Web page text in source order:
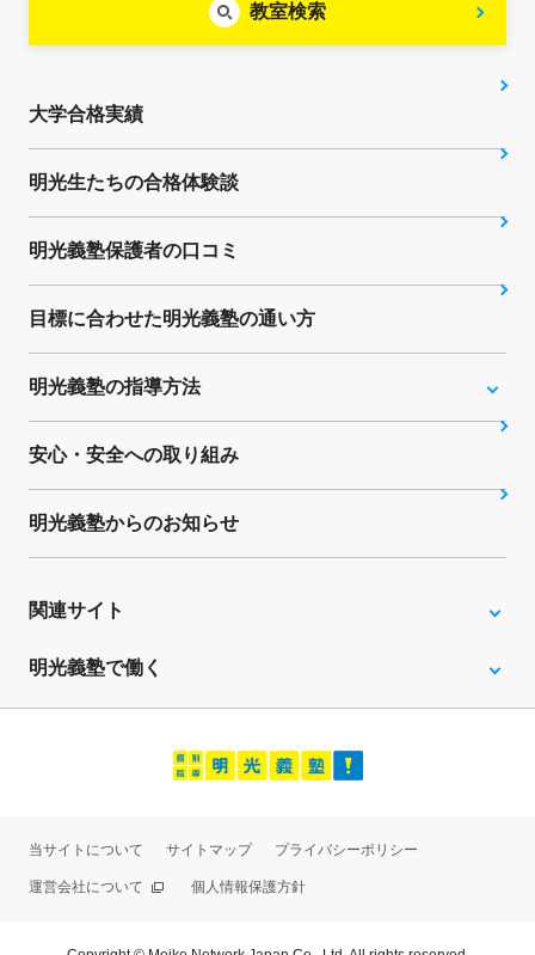
教室検索
大学合格実績
明光生たちの合格体験談
明光義塾保護者の口コミ
目標に合わせた明光義塾の通い方
明光義塾の指導方法
安心・安全への取り組み
明光義塾からのお知らせ
関連サイト
明光義塾で働く
当サイトについて サイトマップ プライバシーポリシー
運営会社について 個人情報保護方針